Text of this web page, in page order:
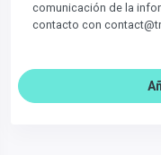
comunicación de la
contacto con